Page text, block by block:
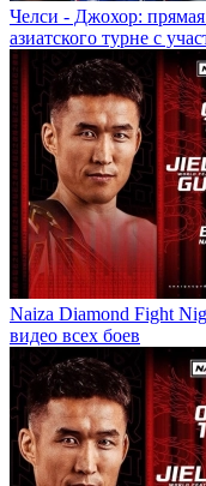
Челси - Джохор: прямая
азиатского турне с
Naiza Diamond Fight
видео всех боев